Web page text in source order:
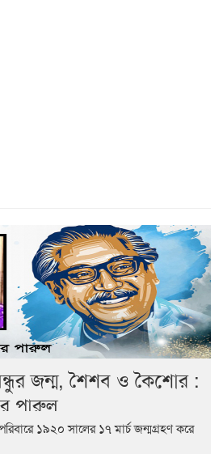
জন্ম, শৈশব ও কৈশোর :
পারুল
১৯২০ সালের ১৭ মার্চ জন্মগ্রহণ করে